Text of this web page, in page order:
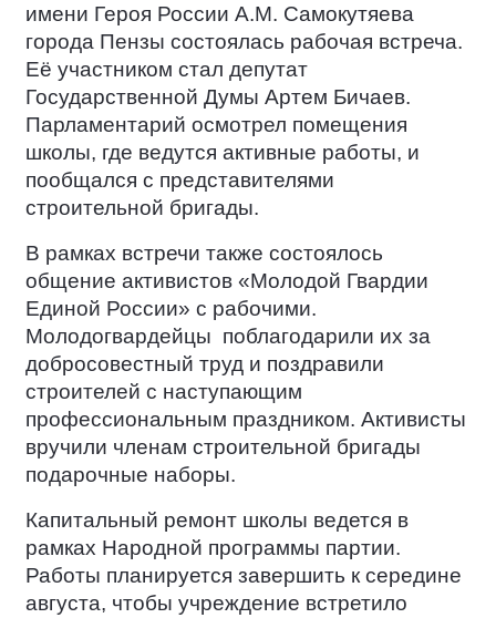
имени Героя России А.М. Самокутяева
города Пензы состоялась рабочая встреча.
Её участником стал депутат
Государственной Думы Артем Бичаев.
Парламентарий осмотрел помещения
школы, где ведутся активные работы, и
пообщался с представителями
строительной бригады.
В рамках встречи также состоялось
общение активистов «Молодой Гвардии
Единой России» с рабочими.
Молодогвардейцы поблагодарили их за
добросовестный труд и поздравили
строителей с наступающим
профессиональным праздником. Активисты
вручили членам строительной бригады
подарочные наборы.
Капитальный ремонт школы ведется в
рамках Народной программы партии.
Работы планируется завершить к середине
августа, чтобы учреждение встретило